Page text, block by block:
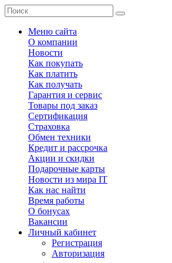
Меню сайта
О компании
Новости
Как покупать
Как платить
Как получать
Гарантия и сервис
Товары под заказ
Сертификация
Страховка
Обмен техники
Кредит и рассрочка
Акции и скидки
Подарочные карты
Новости из мира IT
Как нас найти
Время работы
О бонусах
Вакансии
Личный кабинет
Регистрация
Авторизация